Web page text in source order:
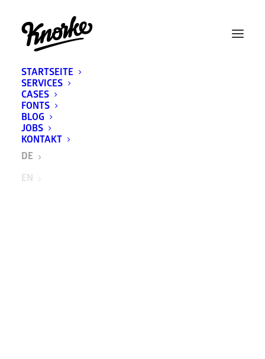
STARTSEITE
SERVICES
CASES
FONTS
BLOG
JOBS
KONTAKT
DE
EN